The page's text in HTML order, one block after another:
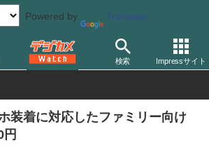
Powered by Translate
検索 Impressサイト
品 三脚/一脚/雲台 スリック
装着に対応したファミリー向け